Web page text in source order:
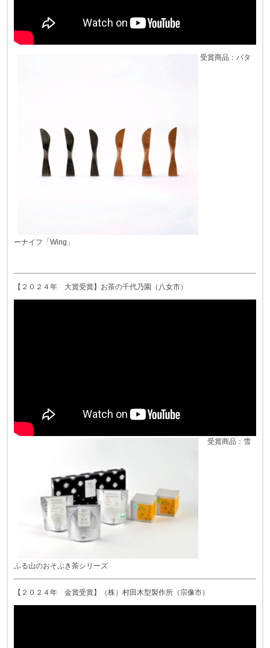
受賞商品：バタ
ーナイフ「Wing」
【２０２４年 大賞受賞】お茶の千代乃園（八女市）
受賞商品：雪
ふる山のおそぶき茶シリーズ
【２０２４年 金賞受賞】（株）村田木型製作所（宗像市）